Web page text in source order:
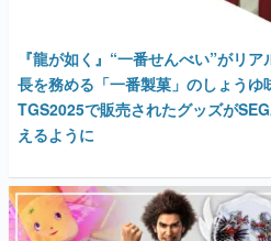
『龍が如く』“一番せんべい”がリ
長を務める「一番製菓」のしょうゆ
TGS2025で販売されたグッズが
えるように